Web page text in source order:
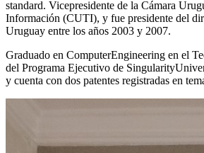
standard. Vicepresidente de la Cámara
Información (CUTI), y fue presidente del
Uruguay entre los años 2003 y 2007.
Graduado en ComputerEngineering en el
del Programa Ejecutivo de
y cuenta con dos patentes registradas en